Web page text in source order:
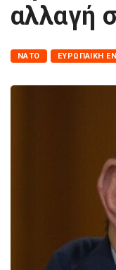
αλλαγή
ΝΑΤΟ ΕΥΡΩΠΑΙΚΉ